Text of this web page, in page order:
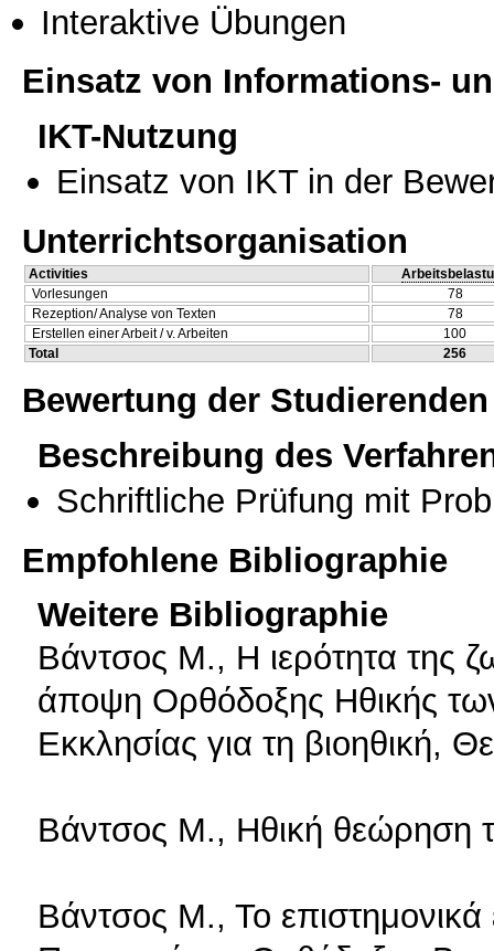
Interaktive Übungen
Einsatz von Informations-
IKT-Nutzung
Einsatz von IKT in der
Unterrichtsorganisation
Activities
Vorlesungen
78
Rezeption/ Analyse von Texten
78
Erstellen einer Arbeit / v. Arbeiten
100
Total
256
Bewertung der Studierenden
Beschreibung des
Schriftliche Prüfung mit
Empfohlene Bibliographie
Weitere Bibliographie
Βάντσος Μ., Η ιερότητα της
άποψη Ορθόδοξης Ηθικής
Εκκλησίας για τη βιοηθική,
Βάντσος Μ., Ηθική θεώρηση
Βάντσος Μ., Το επιστημονικά